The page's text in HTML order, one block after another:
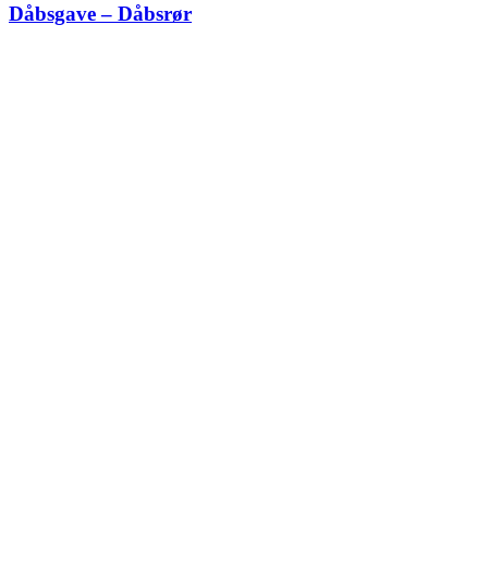
Dåbsgave – Dåbsrør